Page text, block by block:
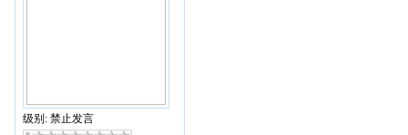
级别: 禁止发言